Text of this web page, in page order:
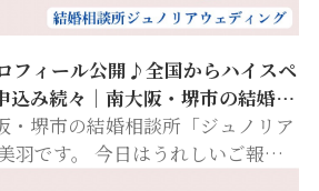
フィール公開♪全国からハイスペ
込み続々｜南大阪・堺市の結婚相
ディング
堺市の結婚相談所「ジュノリア
羽です。 今日はうれしいご報告